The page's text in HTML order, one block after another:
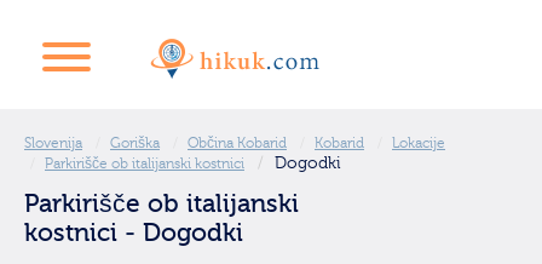
Slovenija Goriška Občina Kobarid Kobarid
Lokacije
Parkirišče ob italijanski kostnici
Dogodki
Parkirišče ob italijanski
kostnici - Dogodki